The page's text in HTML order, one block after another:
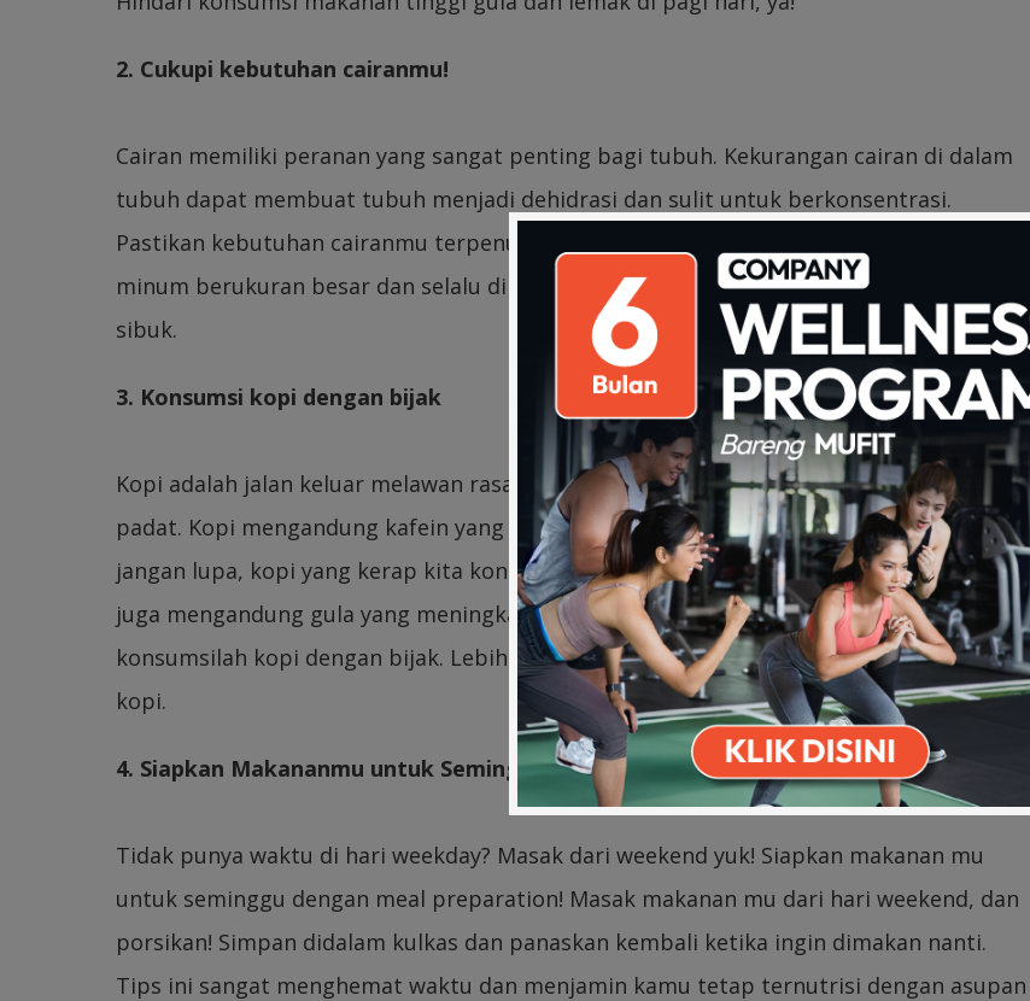
Download on the
Apps Store
Get it on Play
Store
2. Cukupi kebutuhan cairanmu!
Cairan memiliki peranan yang sangat penting bagi tubuh. Kekurangan cairan di dalam
tubuh dapat membuat tubuh menjadi dehidrasi dan sulit untuk berkonsentrasi.
Pastikan kebutuhan cairanmu terpenuhi sebanyak 2 liter per hari. Siapkan botol
minum berukuran besar dan selalu dibawa untuk menemani aktifitas karyawan yang
sibuk.
3. Konsumsi kopi dengan bijak
Kopi adalah jalan keluar melawan rasa ngantuk untuk karyawan sibuk dan jadwal yang
padat. Kopi mengandung kafein yang sebenarnya bisa bermanfaat untuk tubuh, namun
jangan lupa, kopi yang kerap kita konsumsi tidak hanya mengandung kafein namun
juga mengandung gula yang meningkatkan factor resiko terjadinya obesitas. Sehingga,
konsumsilah kopi dengan bijak. Lebih baik konsumsi lebih banyak air putih daripada
kopi.
4. Siapkan Makananmu untuk Seminggu!
Tidak punya waktu di hari weekday? Masak dari weekend yuk! Siapkan makanan mu
untuk seminggu dengan meal preparation! Masak makanan mu dari hari weekend, dan
porsikan! Simpan didalam kulkas dan panaskan kembali ketika ingin dimakan nanti.
Tips ini sangat menghemat waktu dan menjamin kamu tetap ternutrisi dengan asupan